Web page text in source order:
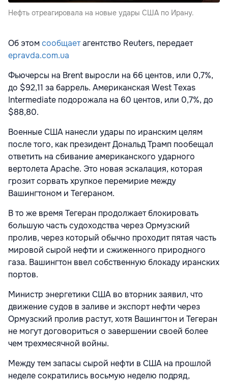
Нефть отреагировала на новые удары США по Ирану.
Об этомсообщаетагентство Reuters, передает
epravda.com.ua
Фьючерсы на Brent выросли на 66 центов, или 0,7%,
до $92,11 за баррель. Американская West Texas
Intermediate подорожала на 60 центов, или 0,7%, до
$88,80.
Военные США нанесли удары по иранским целям
после того, как президент Дональд Трамп пообещал
ответить на сбивание американского ударного
вертолета Apache. Это новая эскалация, которая
грозит сорвать хрупкое перемирие между
Вашингтоном и Тегераном.
В то же время Тегеран продолжает блокировать
большую часть судоходства через Ормузский
пролив, через который обычно проходит пятая часть
мировой сырой нефти и сжиженного природного
газа. Вашингтон ввел собственную блокаду иранских
портов.
Министр энергетики США во вторник заявил, что
движение судов в заливе и экспорт нефти через
Ормузский пролив растут, хотя Вашингтон и Тегеран
не могут договориться о завершении своей более
чем трехмесячной войны.
Между тем запасы сырой нефти в США на прошлой
неделе сократились восьмую неделю подряд,